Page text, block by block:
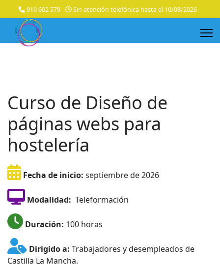
910 602 579 Sin atención telefónica hasta el 10/08/2026
Curso de Diseño de
páginas webs para
hostelería
Fecha de inicio: septiembre de 2026
Modalidad: Teleformación
Duración: 100 horas
Dirigido a: Trabajadores y desempleados de
Castilla La Mancha.